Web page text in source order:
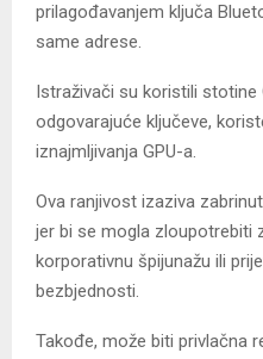
prilagođavanjem ključa
same adrese.
Istraživači su koristili stotine
odgovarajuće ključeve,
iznajmljivanja GPU-a.
Ova ranjivost izaziva
jer bi se mogla zloupotrebiti
korporativnu špijunažu ili
bezbjednosti.
Takođe, može biti privlačna